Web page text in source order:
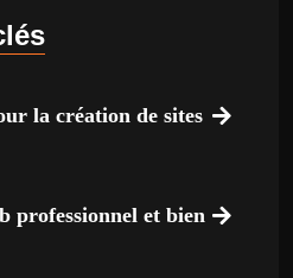
la création de sites
professionnel et bien